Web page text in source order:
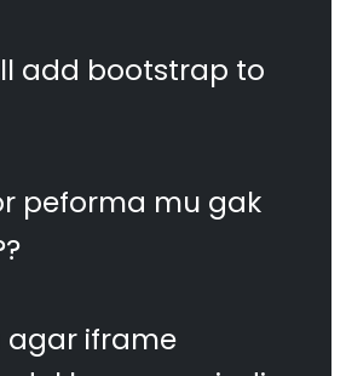
add bootstrap to
peforma mu gak
agar iframe